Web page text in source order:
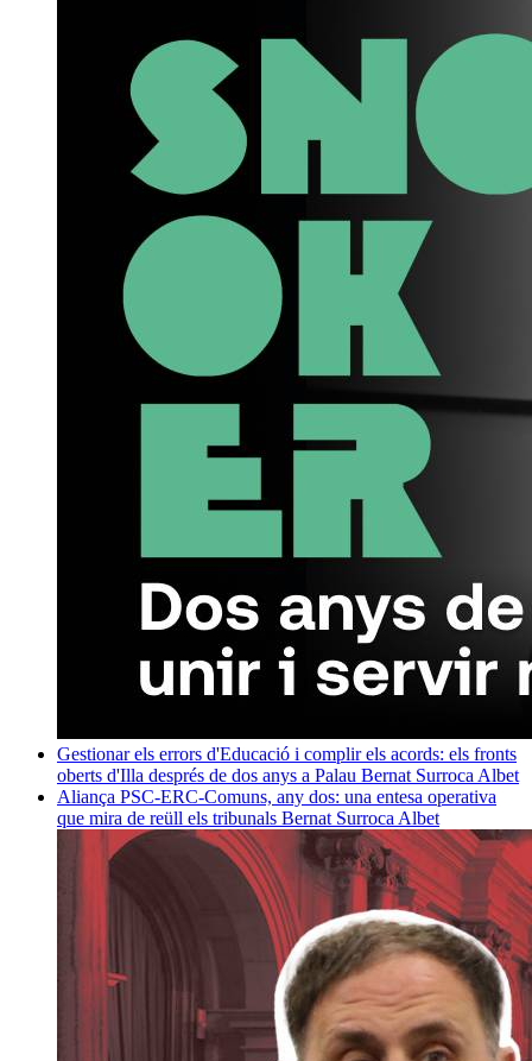
Gestionar els errors d'Educació i complir els acords: els fronts
oberts d'Illa després de dos anys a Palau Bernat Surroca Albet
Aliança PSC-ERC-Comuns, any dos: una entesa operativa
que mira de reüll els tribunals Bernat Surroca Albet